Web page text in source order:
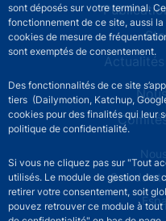
sont déposés sur votre terminal.
fonctionnement de ce site, aussi
cookies de mesure de
sont exemptés de consentement.
Des fonctionnalités de ce site
tiers (Dailymotion, Katchup,
cookies pour des finalités qui leur
politique de confidentialité.
Si vous ne cliquez pas sur "Tout
utilisés. Le module de gestion des
retirer votre consentement, soit
pouvez retrouver ce module à tout
Footer secondary menu
Sourds et